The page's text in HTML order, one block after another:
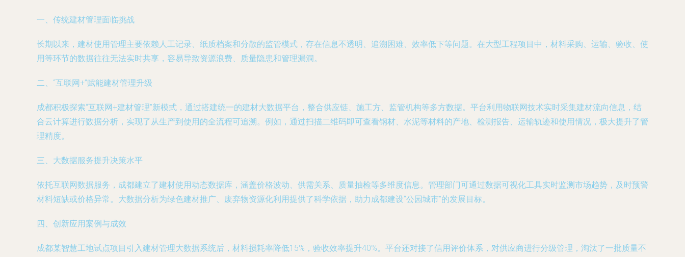
一、传统建材管理面临挑战
长期以来，建材使用管理主要依赖人工记录、纸质档案和分散的监管模式，存在信息不透明、追溯困难、效率低下等问题。在大型工程项目中，材料采购、运输、验收、使
用等环节的数据往往无法实时共享，容易导致资源浪费、质量隐患和管理漏洞。
二、“互联网+”赋能建材管理升级
成都积极探索“互联网+建材管理”新模式，通过搭建统一的建材大数据平台，整合供应链、施工方、监管机构等多方数据。平台利用物联网技术实时采集建材流向信息，结
合云计算进行数据分析，实现了从生产到使用的全流程可追溯。例如，通过扫描二维码即可查看钢材、水泥等材料的产地、检测报告、运输轨迹和使用情况，极大提升了管
理精度。
三、大数据服务提升决策水平
依托互联网数据服务，成都建立了建材使用动态数据库，涵盖价格波动、供需关系、质量抽检等多维度信息。管理部门可通过数据可视化工具实时监测市场趋势，及时预警
材料短缺或价格异常。大数据分析为绿色建材推广、废弃物资源化利用提供了科学依据，助力成都建设“公园城市”的发展目标。
四、创新应用案例与成效
成都某智慧工地试点项目引入建材管理大数据系统后，材料损耗率降低15%，验收效率提升40%。平台还对接了信用评价体系，对供应商进行分级管理，淘汰了一批质量不